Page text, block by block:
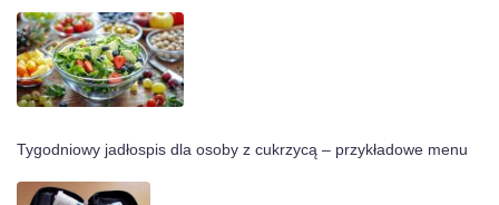
Tygodniowy jadłospis dla osoby z cukrzycą – przykładowe menu